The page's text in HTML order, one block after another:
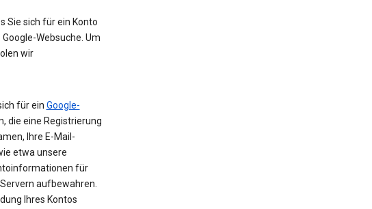
Sie sich für ein Konto
Websuche. Um
wir
für ein Google-
die eine Registrierung
Ihre E-Mail-
etwa unsere
für
aufbewahren.
Ihres Kontos